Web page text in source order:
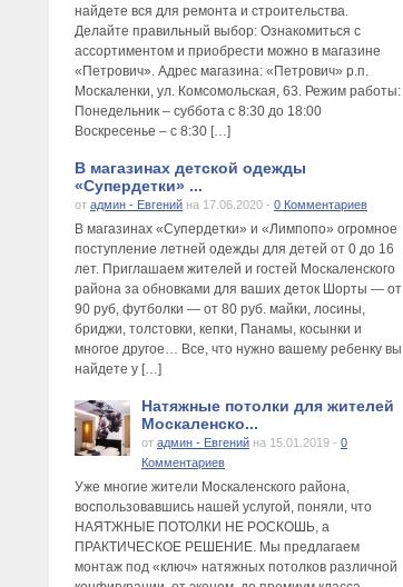
найдете вся для ремонта и строительства.
Делайте правильный выбор: Ознакомиться с
ассортиментом и приобрести можно в магазине
«Петрович». Адрес магазина: «Петрович» р.п.
Москаленки, ул. Комсомольская, 63. Режим работы:
Понедельник – суббота с 8:30 до 18:00
Воскресенье – с 8:30 […]
В магазинах детской одежды
«Супердетки» ...
от админ - Евгений на 17.06.2020 - 0 Комментариев
В магазинах «Супердетки» и «Лимпопо» огромное
поступление летней одежды для детей от 0 до 16
лет. Приглашаем жителей и гостей Москаленского
района за обновками для ваших деток Шорты — от
90 руб, футболки — от 80 руб. майки, лосины,
бриджи, толстовки, кепки, Панамы, косынки и
многое другое… Все, что нужно вашему ребенку вы
найдете у […]
Натяжные потолки для жителей
Москаленско...
от админ - Евгений на 15.01.2019 - 0
Комментариев
Уже многие жители Москаленского района,
воспользовавшись нашей услугой, поняли, что
НАЯТЖНЫЕ ПОТОЛКИ НЕ РОСКОШЬ, а
ПРАКТИЧЕСКОЕ РЕШЕНИЕ. Мы предлагаем
монтаж под «ключ» натяжных потолков различной